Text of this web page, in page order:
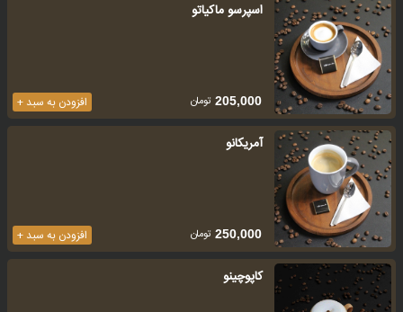
اسپرسو ماکیاتو
افزودن به سبد + 205,000 تومان
آمریکانو
افزودن به سبد + 250,000 تومان
کاپوچینو